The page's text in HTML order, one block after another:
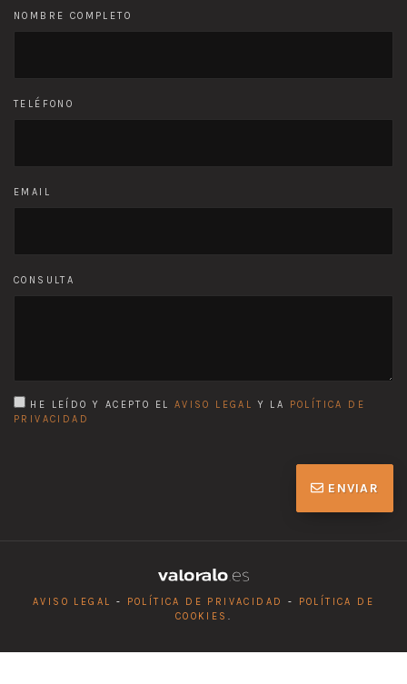
NOMBRE COMPLETO
TELÉFONO
EMAIL
CONSULTA
HE LEÍDO Y ACEPTO EL AVISO LEGAL Y LA
POLÍTICA DE
PRIVACIDAD
ENVIAR
AVISO LEGAL - POLÍTICA DE PRIVACIDAD -
POLÍTICA DE
COOKIES .